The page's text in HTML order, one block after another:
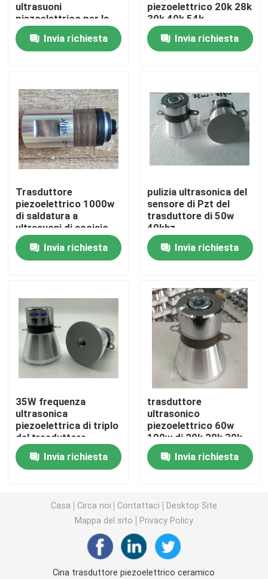
Circa noi
Controllo di qualità
Contattici
Richieda una citazione
Trasduttore ad ultrasuoni pulizia
Trasduttore ultrasonico di multi frequenza
trasduttore ultrasonico piezoelettrico
Immersione del trasduttore ad ultrasuoni
Generatore di ultrasuoni di Digital
generatore di frequenza ultrasonica
Disruptore ultrasonico delle cellule
Reattore ultrasonico
ultrasuoni
piezoelettrico per la
pulizia
Invia richiesta
piezoelettrico 20k 28k
30k 40k 54k
Invia richiesta
Trasduttore
piezoelettrico 1000w
di saldatura a
ultrasuoni di acciaio
inossidabile
Invia richiesta
pulizia ultrasonica del
sensore di Pzt del
trasduttore di 50w
40khz
Invia richiesta
35W frequenza
ultrasonica
piezoelettrica di triplo
del trasduttore
25/50/80 K
Invia richiesta
trasduttore
ultrasonico
piezoelettrico 60w
100w di 20k 28k 30k
40k 54k 80k
Invia richiesta
Casa Circa noi Contattaci
Desktop Site
Mappa del sito
Privacy Policy
Cina trasduttore piezoelettrico ceramico